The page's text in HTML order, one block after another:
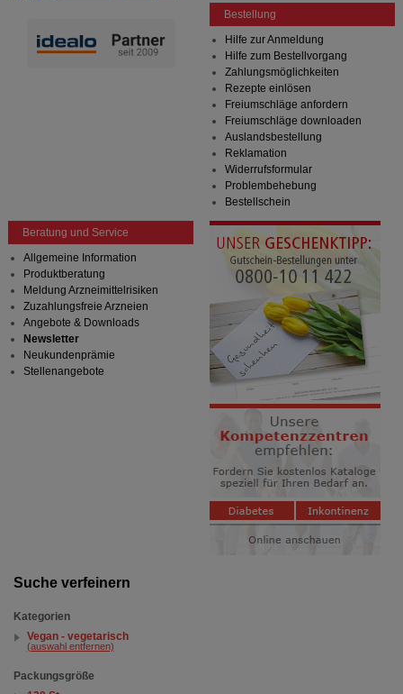
Suche verfeinern
Kategorien
Vegan - vegetarisch
(auswahl entfernen)
Packungsgröße
Bestellung
Hilfe zur Anmeldung
Hilfe zum Bestellvorgang
Zahlungsmöglichkeiten
Rezepte einlösen
Freiumschläge anfordern
Freiumschläge downloaden
Auslandsbestellung
Reklamation
Widerrufsformular
Problembehebung
Bestellschein
Beratung und Service
Allgemeine Information
Produktberatung
Meldung Arzneimittelrisiken
Zuzahlungsfreie Arzneien
Angebote & Downloads
Newsletter
Neukundenprämie
Stellenangebote